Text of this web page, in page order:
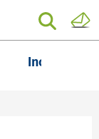
Inchieste